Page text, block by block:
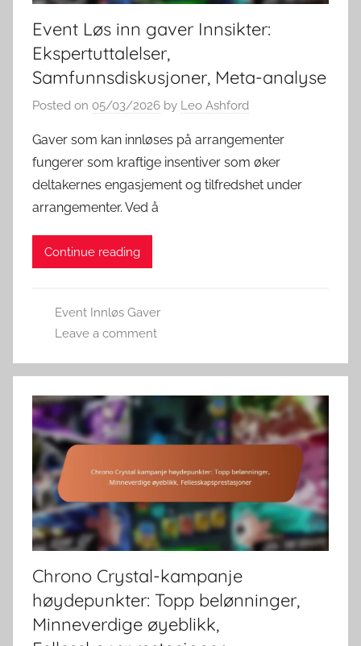
Event Løs inn gaver Innsikter:
Ekspertuttalelser,
Samfunnsdiskusjoner, Meta-analyse
Posted on 05/03/2026 by Leo Ashford
Gaver som kan innløses på arrangementer
fungerer som kraftige insentiver som øker
deltakernes engasjement og tilfredshet under
arrangementer. Ved å
Continue reading
Event Innløs Gaver
Leave a comment
Chrono Crystal-kampanje
høydepunkter: Topp belønninger,
Minneverdige øyeblikk,